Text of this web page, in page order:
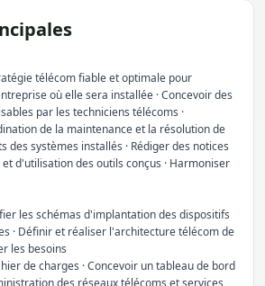
télécom fiable et optimale pour
où elle sera installée · Concevoir des
par les techniciens télécoms ·
de la maintenance et la résolution de
des systèmes installés · Rédiger des notices
d'utilisation des outils conçus · Harmoniser
les schémas d'implantation des dispositifs
· Définir et réaliser l'architecture télécom de
les besoins
de charges · Concevoir un tableau de bord
des réseaux télécoms et services